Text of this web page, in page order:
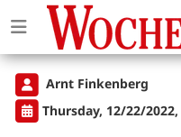
Arnt Finkenberg
Thursday, 12/22/2022,